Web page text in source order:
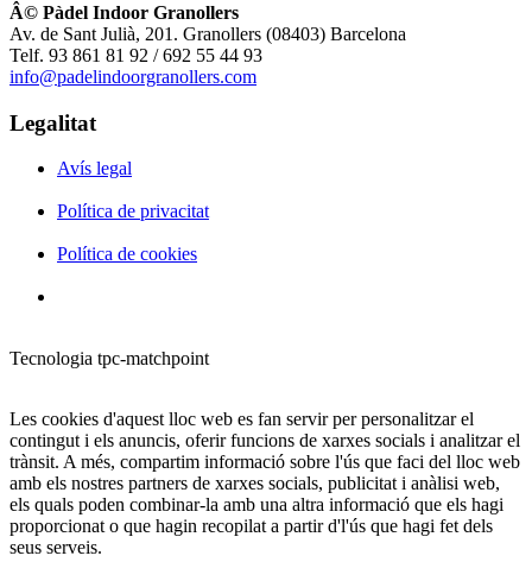
Â© Pàdel Indoor Granollers
Av. de Sant Julià, 201. Granollers (08403) Barcelona
Telf. 93 861 81 92 / 692 55 44 93
info@padelindoorgranollers.com
Legalitat
Avís legal
Política de privacitat
Política de cookies
Tecnologia tpc-matchpoint
Les cookies d'aquest lloc web es fan servir per personalitzar el
contingut i els anuncis, oferir funcions de xarxes socials i analitzar el
trànsit. A més, compartim informació sobre l'ús que faci del lloc web
amb els nostres partners de xarxes socials, publicitat i anàlisi web,
els quals poden combinar-la amb una altra informació que els hagi
proporcionat o que hagin recopilat a partir d'l'ús que hagi fet dels
seus serveis.